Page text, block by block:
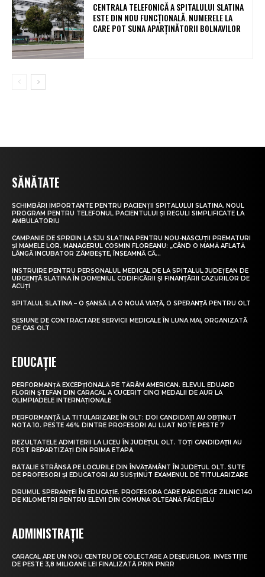
CENTRALA TELEFONICĂ A SPITALULUI SLATINA
ESTE DIN NOU FUNCȚIONALĂ. NUMERELE LA
CARE POT SUNA APARȚINĂTORII BOLNAVILOR
SĂNĂTATE
SCHIMBĂRI IMPORTANTE PENTRU PACIENȚII SPITALULUI SLATINA. NOUL
PROGRAM PENTRU TELEFONUL PACIENTULUI ȘI REGULI SIMPLIFICATE LA
AMBULATORIU
CAMPANIE DE SPRIJIN LA SJU SLATINA PENTRU NOU-NĂSCUȚII PREMATURI
ȘI MAMELE LOR. MANAGERUL COSMIN FLOREANU: „CÂND O MAMĂ AFLATĂ
LÂNGĂ INCUBATOR ZÂMBEȘTE, ÎNSEAMNĂ CĂ...
INSTRUIRE PENTRU PERSONALUL MEDICAL DE LA SPITALUL JUDEȚEAN DE
URGENȚĂ SLATINA ÎN DOMENIUL CODIFICĂRII ȘI FINANȚĂRII CAZURILOR DE
ACUȚI
SPITALUL SLATINA – O ȘANSĂ LA O NOUĂ VIAȚĂ, O SPERANȚĂ PENTRU OLT
SESIUNE DE CONTRACTARE SERVICII MEDICALE ÎN LUNA MAI, ORGANIZATĂ
DE CAS OLT
EDUCAȚIE
PERFORMANȚĂ EXCEPȚIONALĂ PE TĂRÂM AMERICAN. ELEVUL EDUARD
FLORIN ȘTEFAN DIN CARACAL A CUCERIT CINCI MEDALII DE AUR LA
OLIMPIADELE INTERNAȚIONALE
PERFORMANȚĂ LA TITULARIZARE ÎN OLT: DOI CANDIDAȚI AU OBȚINUT
NOTA 10. PESTE 46% DINTRE PROFESORI AU LUAT NOTE PESTE 7
REZULTATELE ADMITERII LA LICEU ÎN JUDEȚUL OLT. TOȚI CANDIDAȚII AU
FOST REPARTIZAȚI DIN PRIMA ETAPĂ
BĂTĂLIE STRÂNSĂ PE LOCURILE DIN ÎNVĂȚĂMÂNT ÎN JUDEȚUL OLT. SUTE
DE PROFESORI ȘI EDUCATORI AU SUSȚINUT EXAMENUL DE TITULARIZARE
DRUMUL SPERANȚEI ÎN EDUCAȚIE. PROFESORA CARE PARCURGE ZILNIC 140
DE KILOMETRI PENTRU ELEVII DIN COMUNA OLTEANĂ FĂGEȚELU
ADMINISTRAȚIE
CARACAL ARE UN NOU CENTRU DE COLECTARE A DEȘEURILOR. INVESTIȚIE
DE PESTE 3,8 MILIOANE LEI FINALIZATĂ PRIN PNRR